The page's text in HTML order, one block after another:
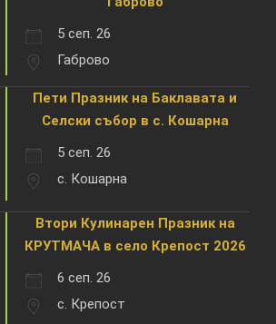
5 сеп. 26
Габрово
Пети Празник на Баклавата и
Селски събор в с. Кошарна
5 сеп. 26
с. Кошарна
Втори Кулинарен Празник на
КРУТМАЧА в село Крепост 2026
6 сеп. 26
с. Крепост